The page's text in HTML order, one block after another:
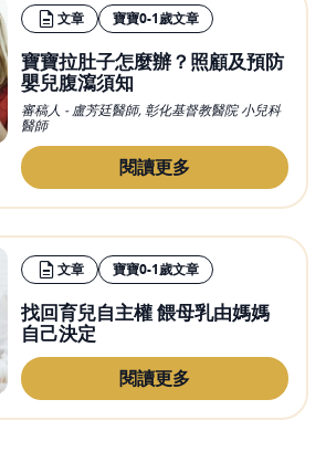
文章 寶寶0-1歲文章
寶寶拉肚子怎麼辦？照顧及預防
嬰兒腹瀉須知
審稿人 - 盧芳廷醫師, 彰化基督教醫院 小兒科
醫師
閱讀更多
文章 寶寶0-1歲文章
找回育兒自主權 餵母乳由媽媽
自己決定
閱讀更多